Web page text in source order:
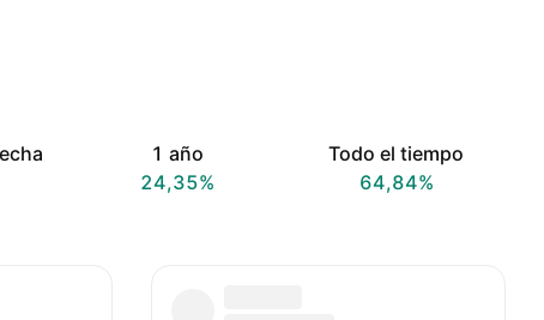
1 año
24,35%
Todo el tiempo
64,84%